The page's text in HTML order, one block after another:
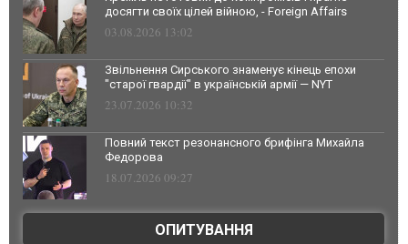
досягти своїх цілей війною, - Foreign Affairs
03.08.2026 13:02
Звільнення Сирського знаменує кінець епохи
"старої гвардії" в українській армії — NYT
23.07.2026 10:32
Повний текст резонансного брифінга Михайла
Федорова
18.07.2026 09:27
ОПИТУВАННЯ